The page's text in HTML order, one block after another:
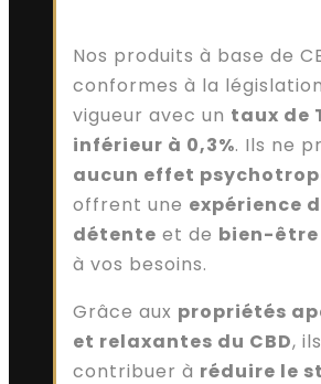
Nos produits à base de
conformes à la
vigueur avec un taux de
inférieur à 0,3%. Ils ne
aucun effet
offrent une expérience
détente et de bien-être
à vos besoins.
Grâce aux propriétés
et relaxantes du CBD,
contribuer à réduire le